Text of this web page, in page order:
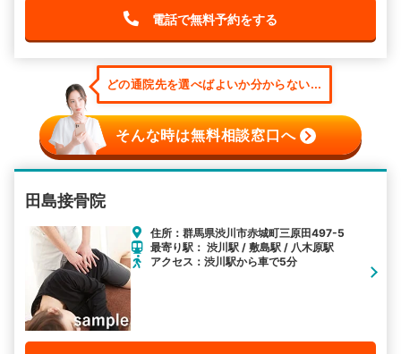
電話で無料予約をする
どの通院先を選べばよいか分からない...
そんな時は無料相談窓口へ
田島接骨院
住所：群馬県渋川市赤城町三原田497-5
最寄り駅： 渋川駅 / 敷島駅 / 八木原駅
アクセス：渋川駅から車で5分